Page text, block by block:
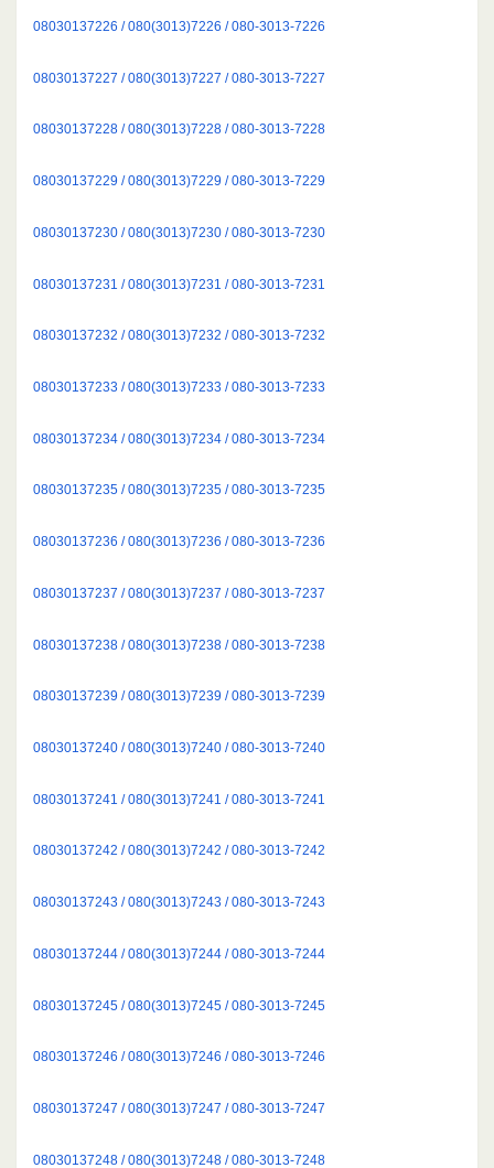
08030137226 / 080(3013)7226 / 080-3013-7226
08030137227 / 080(3013)7227 / 080-3013-7227
08030137228 / 080(3013)7228 / 080-3013-7228
08030137229 / 080(3013)7229 / 080-3013-7229
08030137230 / 080(3013)7230 / 080-3013-7230
08030137231 / 080(3013)7231 / 080-3013-7231
08030137232 / 080(3013)7232 / 080-3013-7232
08030137233 / 080(3013)7233 / 080-3013-7233
08030137234 / 080(3013)7234 / 080-3013-7234
08030137235 / 080(3013)7235 / 080-3013-7235
08030137236 / 080(3013)7236 / 080-3013-7236
08030137237 / 080(3013)7237 / 080-3013-7237
08030137238 / 080(3013)7238 / 080-3013-7238
08030137239 / 080(3013)7239 / 080-3013-7239
08030137240 / 080(3013)7240 / 080-3013-7240
08030137241 / 080(3013)7241 / 080-3013-7241
08030137242 / 080(3013)7242 / 080-3013-7242
08030137243 / 080(3013)7243 / 080-3013-7243
08030137244 / 080(3013)7244 / 080-3013-7244
08030137245 / 080(3013)7245 / 080-3013-7245
08030137246 / 080(3013)7246 / 080-3013-7246
08030137247 / 080(3013)7247 / 080-3013-7247
08030137248 / 080(3013)7248 / 080-3013-7248